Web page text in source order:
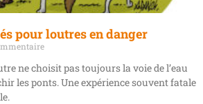
pour loutres en danger
ne choisit pas toujours la voie de l’eau
les ponts. Une expérience souvent fatale